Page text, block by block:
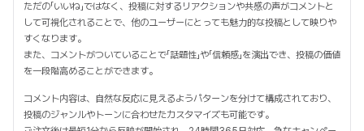
ただの「いいね」ではなく、投稿に対するリアクションや共感の声がコメントと
して可視化されることで、他のユーザーにとっても魅力的な投稿として映りや
すくなります。
また、コメントがついていることで「話題性」や「信頼感」を演出でき、投稿の価値
を一段階高めることができます。
コメント内容は、自然な反応に見えるようパターンを分けて構成されており、
投稿のジャンルやトーンに合わせたカスタマイズも可能です。